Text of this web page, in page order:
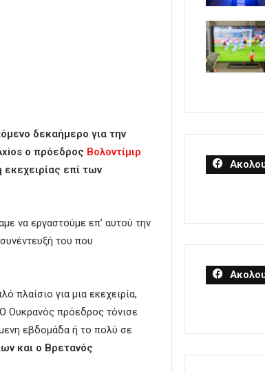
δεκαήμερο για την
ο πρόεδρος Βολοντίμιρ
επί των
να εργαστούμε επ’ αυτού την
του που
πλαίσιο για μια εκεχειρία,
Ο Ουκρανός πρόεδρος τόνισε
εβδομάδα ή το πολύ σε
και ο Βρετανός